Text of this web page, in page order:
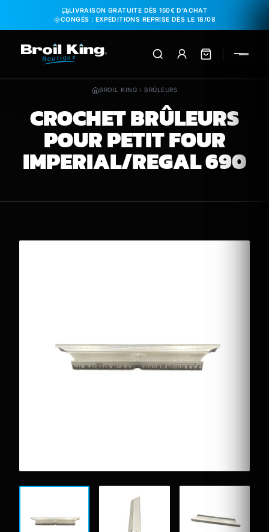
Aller au contenuLIVRAISON GRATUITE DÈS 150€ D'ACHAT
CONGÉS : EXPÉDITIONS REPRISE DÈS LE 18/08
BROIL KING BRÛLEURS
CROCHET BRÛLEURS
POUR PETIT FOUR
IMPERIAL/REGAL 690